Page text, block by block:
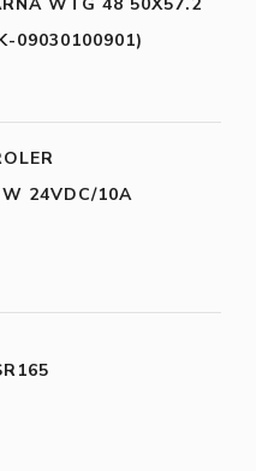
WTG 48 50X57.2
09030100901)
24VDC/10A